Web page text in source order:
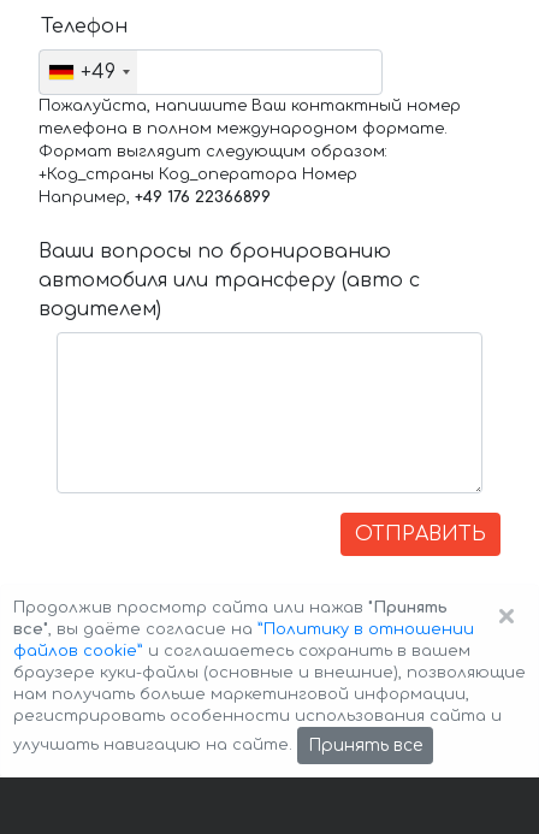
Телефон
+49
Пожалуйста, напишите Ваш контактный номер
телефона в полном международном формате.
Формат выглядит следующим образом:
+Код_страны Код_оператора Номер
Например, +49 176 22366899
Ваши вопросы по бронированию
автомобиля или трансферу (авто с
водителем)
ОТПРАВИТЬ
Авторские права © 2026 Авто-Аренда Cookie Policy
×
Продолжив просмотр сайта или нажав "Принять
все", вы даёте согласие на ”Политику в отношении
файлов cookie” и соглашаетесь сохранить в вашем
браузере куки-файлы (основные и внешние), позволяющие
нам получать больше маркетинговой информации,
регистрировать особенности использования сайта и
улучшать навигацию на сайте.
Принять все